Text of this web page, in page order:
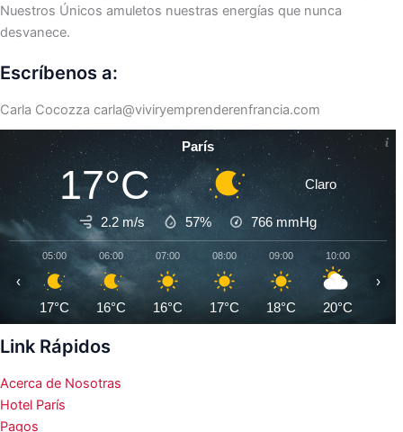
Nuestros Únicos amuletos nuestras energías que nunca
desvanece.
Escríbenos a:
Carla Cocozza carla@viviryemprenderenfrancia.com
París
17°C Claro
2.2 m/s 57% 766 mmHg
05:00
17°C
06:00
16°C
07:00
16°C
08:00
17°C
09:00
18°C
10:00
20°C
‹ ›
Link Rápidos
Acerca de Nosotras
Hotel París
Pagos